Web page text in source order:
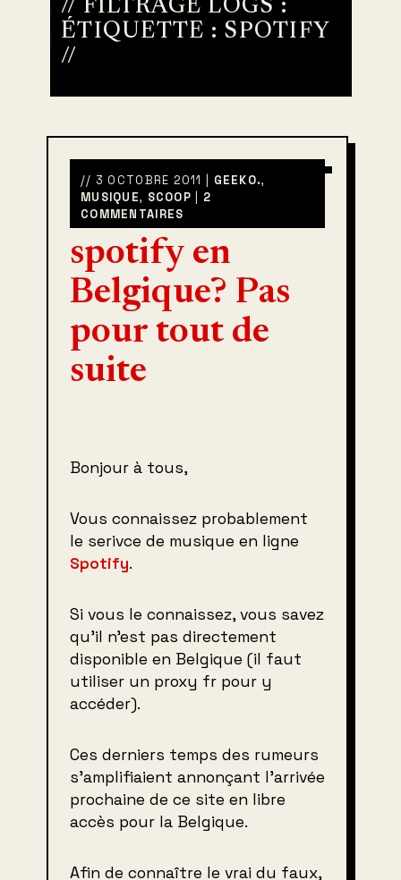
// FILTRAGE LOGS :
ÉTIQUETTE : SPOTIFY
//
// 3 OCTOBRE 2011 | GEEKO.,
MUSIQUE, SCOOP
2
COMMENTAIRES
spotify en
Belgique? Pas
pour tout de
suite
Bonjour à tous,
Vous connaissez probablement
le serivce de musique en ligne
Spotify.
Si vous le connaissez, vous savez
qu’il n’est pas directement
disponible en Belgique (il faut
utiliser un proxy fr pour y
accéder).
Ces derniers temps des rumeurs
s’amplifiaient annonçant l’arrivée
prochaine de ce site en libre
accès pour la Belgique.
Afin de connaître le vrai du faux,